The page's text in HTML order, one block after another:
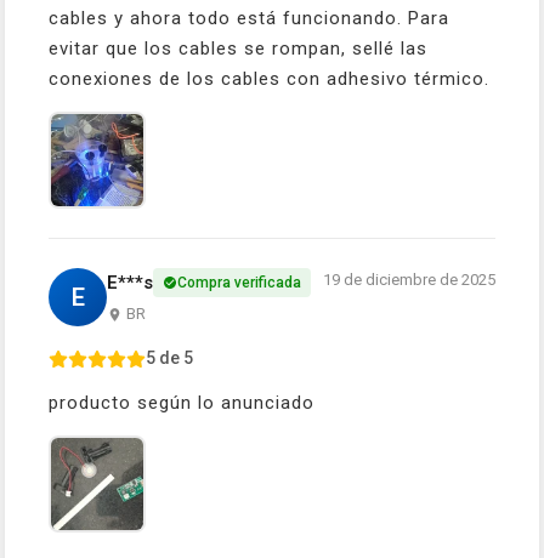
cables y ahora todo está funcionando. Para
evitar que los cables se rompan, sellé las
conexiones de los cables con adhesivo térmico.
E E***s Compra verificada
BR
19 de diciembre de 2025
5 de 5
producto según lo anunciado